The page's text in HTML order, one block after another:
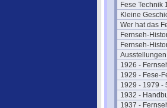
Fese Technik
Kleine
Wer hat das
Fernseh-
Fernseh-
Ausstellungen
1926 -
1929 - Fese-
1929 - 1979 -
1932 -
1937 -